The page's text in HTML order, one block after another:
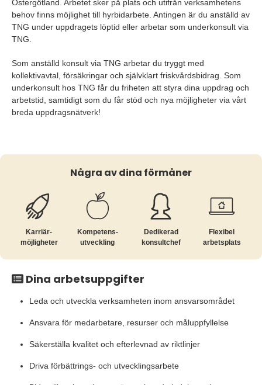
Östergötland. Arbetet sker på plats och utifrån verksamhetens
behov finns möjlighet till hyrbidarbete. Antingen är du anställd av
TNG under uppdragets löptid eller arbetar som underkonsult via
TNG.
Som anställd konsult via TNG arbetar du tryggt med
kollektivavtal, försäkringar och självklart friskvårdsbidrag. Som
underkonsult hos TNG får du friheten att styra dina uppdrag och
arbetstid, samtidigt som du får stöd och nya möjligheter via vårt
breda uppdragsnätverk!
Några av dina förmåner
Karriär­
möjligheter
Kompetens­
utveckling
Dedikerad
konsultchef
Flexibel
arbetsplats
Dina arbetsuppgifter
Leda och utveckla verksamheten inom ansvarsområdet
Ansvara för medarbetare, resurser och måluppfyllelse
Säkerställa kvalitet och efterlevnad av riktlinjer
Driva förbättrings- och utvecklingsarbete